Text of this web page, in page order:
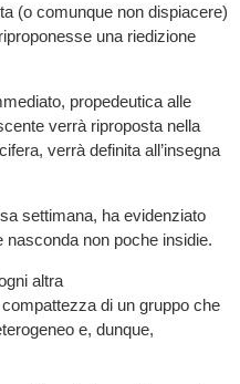
(o comunque non dispiacere)
una riedizione
propedeutica alle
verrà riproposta nella
verrà definita all’insegna
settimana, ha evidenziato
non poche insidie.
altra
di un gruppo che
e, dunque,